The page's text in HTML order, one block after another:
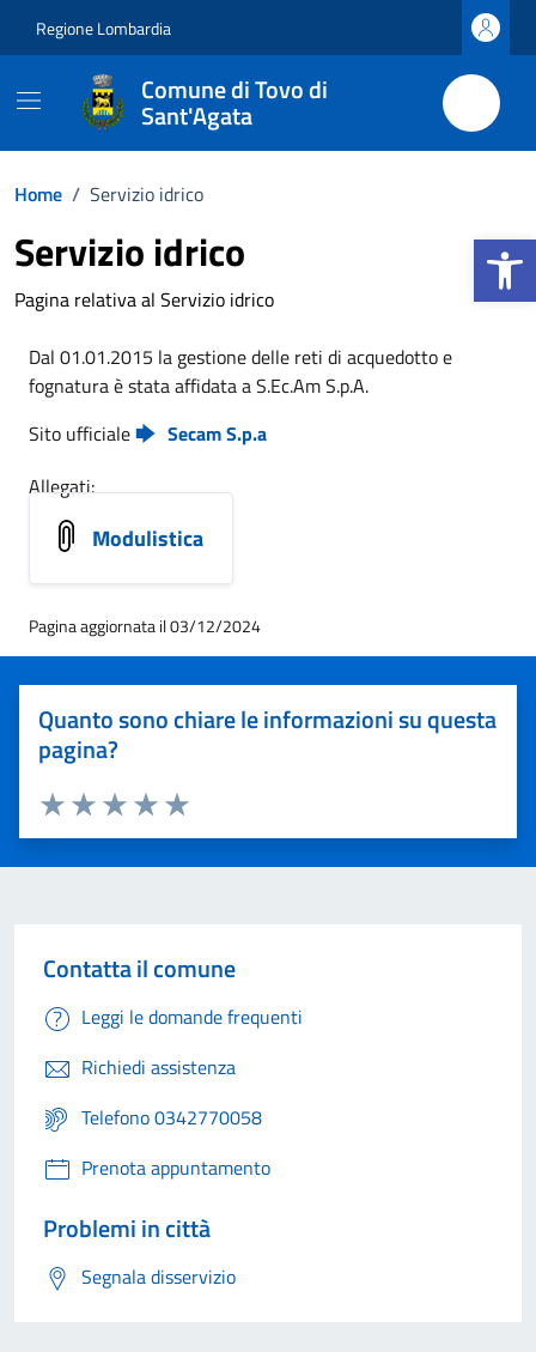
Apri la
Regione Lombardia
Comune di Tovo di
Sant'Agata
Home / Servizio idrico
Servizio idrico
Pagina relativa al Servizio idrico
Dal 01.01.2015 la gestione delle reti di acquedotto e
fognatura è stata affidata a S.Ec.Am S.p.A.
Sito ufficiale
Secam S.p.a
Allegati:
Modulistica
Pagina aggiornata il 03/12/2024
Quanto sono chiare le informazioni su questa
pagina?
Valuta 5 stelle su 5
Valuta 4 stelle su 5
Valuta 3 stelle su 5
Valuta 2 stelle su 5
Valuta 1 stelle su 5
Contatta il comune
Leggi le domande frequenti
Richiedi assistenza
Telefono 0342770058
Prenota appuntamento
Problemi in città
Segnala disservizio